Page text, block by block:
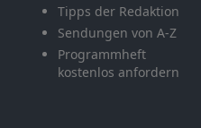
Tipps der Redaktion
Sendungen von A-Z
Programmheft
kostenlos anfordern